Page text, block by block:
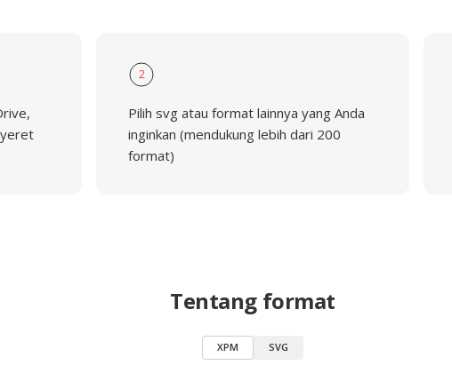
2
Pilih svg atau format lainnya yang Anda
inginkan (mendukung lebih dari 200
format)
Tentang format
XPM SVG